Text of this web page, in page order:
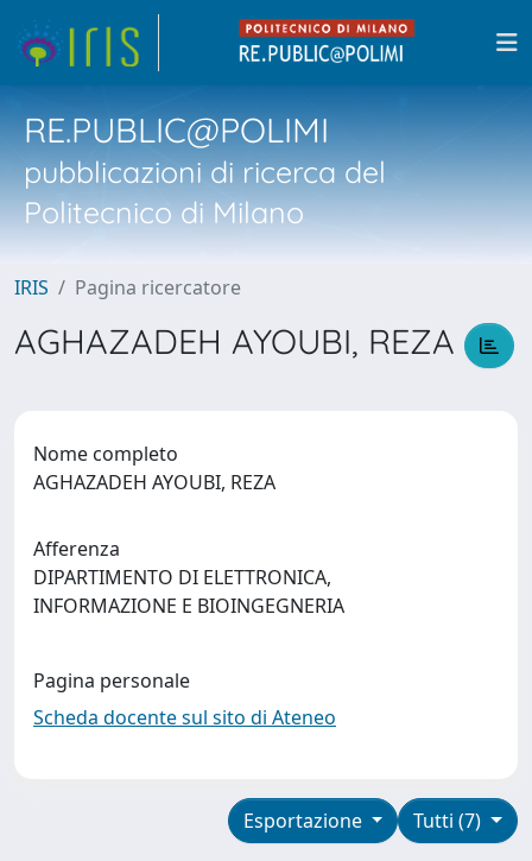
RE.PUBLIC@POLIMI
pubblicazioni di ricerca del
Politecnico di Milano
IRIS Pagina ricercatore
AGHAZADEH AYOUBI, REZA
Nome completo
AGHAZADEH AYOUBI, REZA
Afferenza
DIPARTIMENTO DI ELETTRONICA,
INFORMAZIONE E BIOINGEGNERIA
Pagina personale
Scheda docente sul sito di Ateneo
Tutti (7)
Esportazione